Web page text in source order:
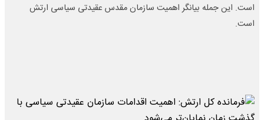
است. این جمله بیانگر اهمیت سازمان مقدس عقیدتی سیاسی ارتش
است.